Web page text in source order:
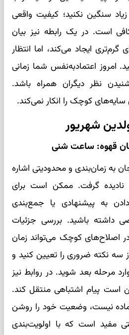
سنگین نکنید؛ کیفیت واقعی
است. در یک رابطه نیز بیان
ایجاد می‌کند، اما انتظار
امروز اعتمادبه‌نفس شما زمانی
نظر دیگران همراه باشد.
کوچک را انکار نمی‌کند.
شهریور
قهوه: ساعت شنی
به زمان‌بندی و محدودیتی اشاره
نادیده گرفت. ممکن است برای
به پیشنهادی یا جمع‌بندی
باشید. بررسی جزئیات
اصلاح‌های کوچک می‌تواند زمان
سه نکته ضروری را تعیین کنید و
مرحله بعد شوید. در روابط نیز
است پیام اشتباهی منتقل کند.
نیست، وضعیت خود را روشن
مفید است که با اولویت‌بندی